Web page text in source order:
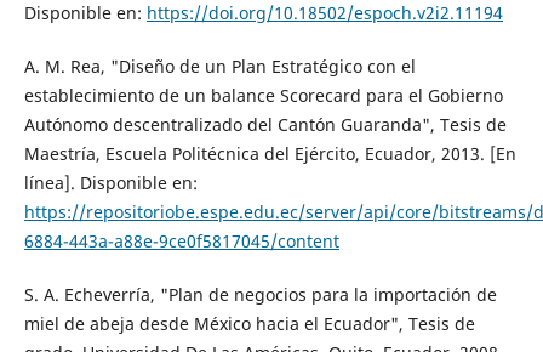
Disponible en: https://doi.org/10.18502/espoch.v2i2.11194
A. M. Rea, "Diseño de un Plan Estratégico con el
establecimiento de un balance Scorecard para el Gobierno
Autónomo descentralizado del Cantón Guaranda", Tesis de
Maestría, Escuela Politécnica del Ejército, Ecuador, 2013. [En
línea]. Disponible en:
https://repositoriobe.espe.edu.ec/server/api/core/bitstreams/
6884-443a-a88e-9ce0f5817045/content
S. A. Echeverría, "Plan de negocios para la importación de
miel de abeja desde México hacia el Ecuador", Tesis de